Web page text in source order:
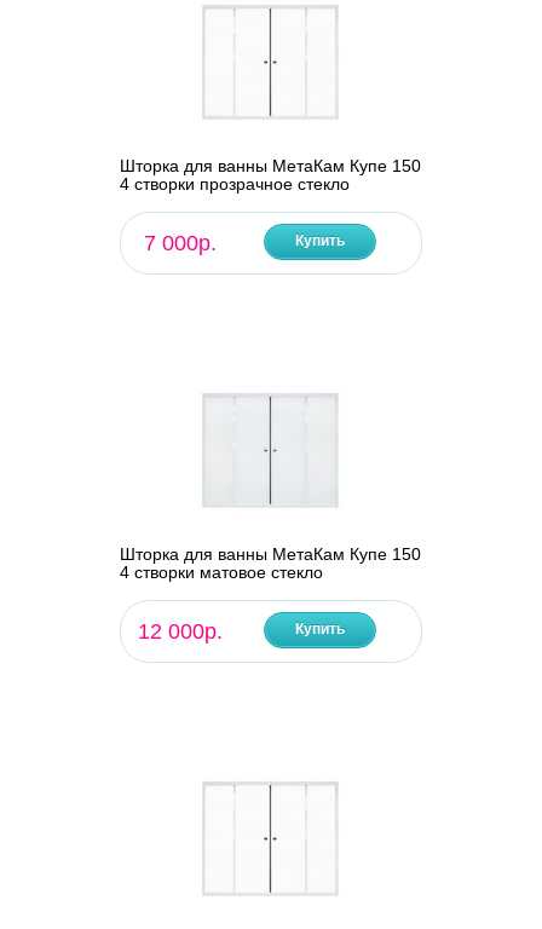
Шторка для ванны МетаКам Купе 150
4 створки прозрачное стекло
7 000р. Купить
Шторка для ванны МетаКам Купе 150
4 створки матовое стекло
12 000р. Купить